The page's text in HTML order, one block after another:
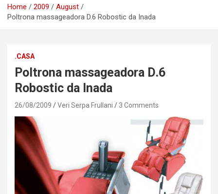
Home 2009
August
Poltrona massageadora D.6 Robostic da Inada
.CASA
Poltrona massageadora D.6
Robostic da Inada
26/08/2009 Veri Serpa Frullani 3 Comments